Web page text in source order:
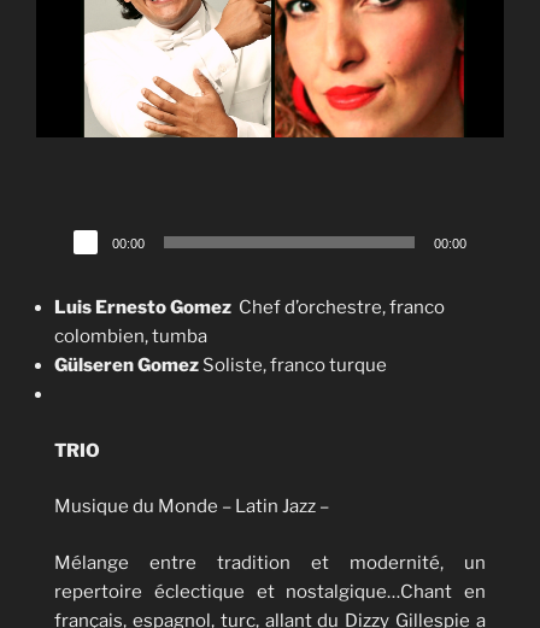
Lecteur
audio
00:00 00:00
Luis ErnestoGomez Chef d’orchestre, franco
colombien, tumba
Gülseren Gomez Soliste, franco turque
TRIO
Musique du Monde – Latin Jazz –
Mélange entre tradition et modernité, un
repertoire éclectique et nostalgique…Chant en
français, espagnol, turc, allant du Dizzy Gillespie a